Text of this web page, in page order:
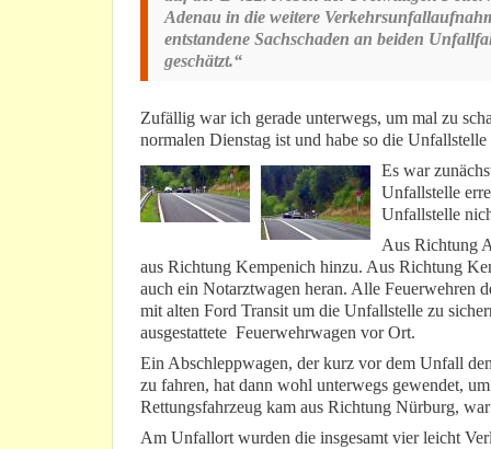
Adenau in die weitere
entstandene Sachschaden an beiden
geschätzt.“
Zufällig war ich gerade unterwegs, um mal zu
normalen Dienstag ist und habe so die
Es war
Unfallstelle
Unfallstelle
Aus Richtung
aus Richtung Kempenich hinzu. Aus Richtung
auch ein Notarztwagen heran. Alle Feuerwehren
mit alten Ford Transit um die Unfallstelle zu
ausgestattete Feuerwehrwagen vor Ort.
Ein Abschleppwagen, der kurz vor dem Unfall
zu fahren, hat dann wohl unterwegs gewendet,
Rettungsfahrzeug kam aus Richtung Nürburg,
Am Unfallort wurden die insgesamt vier leicht